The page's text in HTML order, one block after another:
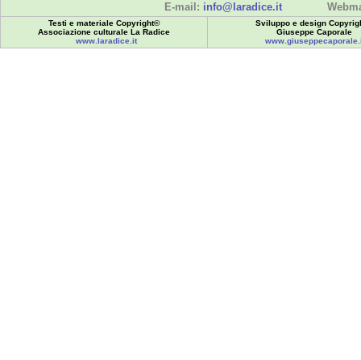
E-mail: info@laradice.it
Testi e materiale Copyright©
Associazione culturale La Radice
www.laradice.it
Sviluppo e design
Giuseppe Caporale